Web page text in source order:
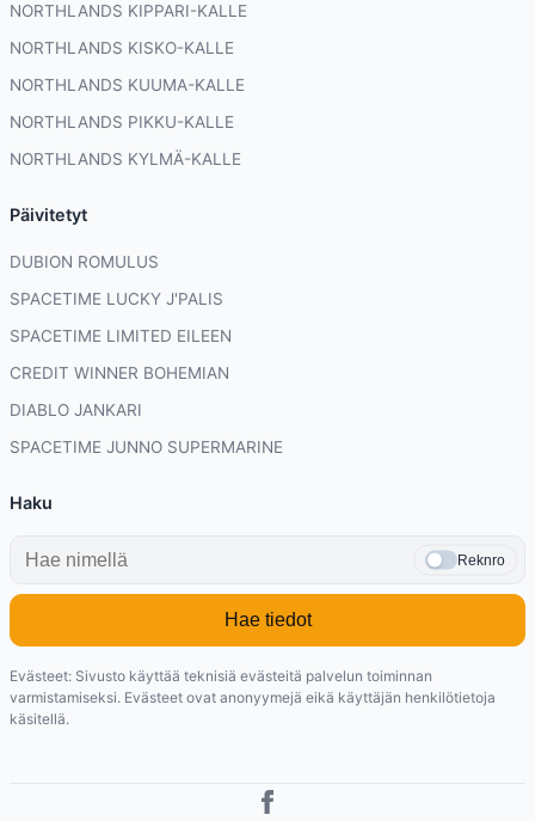
NORTHLANDS KIPPARI-KALLE
NORTHLANDS KISKO-KALLE
NORTHLANDS KUUMA-KALLE
NORTHLANDS PIKKU-KALLE
NORTHLANDS KYLMÄ-KALLE
Päivitetyt
DUBION ROMULUS
SPACETIME LUCKY J'PALIS
SPACETIME LIMITED EILEEN
CREDIT WINNER BOHEMIAN
DIABLO JANKARI
SPACETIME JUNNO SUPERMARINE
Haku
Reknro
Hae tiedot
Evästeet: Sivusto käyttää teknisiä evästeitä palvelun toiminnan
varmistamiseksi. Evästeet ovat anonyymejä eikä käyttäjän henkilötietoja
käsitellä.